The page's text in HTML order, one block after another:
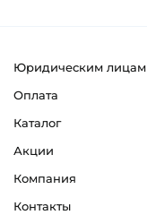
Юридическим лицам
Оплата
Каталог
Акции
Компания
Контакты